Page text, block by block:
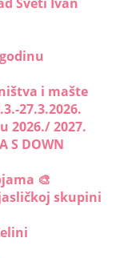
i mašte
27.3.2026.
2026./ 2027.
S DOWN
🎨
skupini